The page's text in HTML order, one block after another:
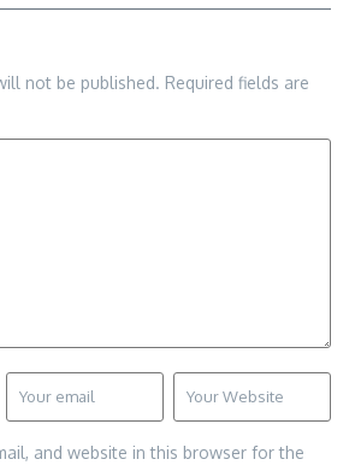
not be published. Required fields are
and website in this browser for the